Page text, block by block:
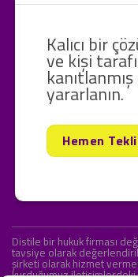
Kalıcı bir
ve kişi
yararlanın.
Hemen
Distile bir hukuk firması
tavsiye olarak
şirketi olarak hizmet